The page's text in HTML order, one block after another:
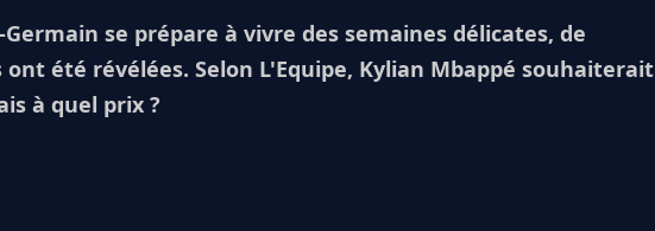
se prépare à vivre des semaines délicates, de
été révélées. Selon L'Equipe, Kylian Mbappé souhaiterait
à quel prix ?